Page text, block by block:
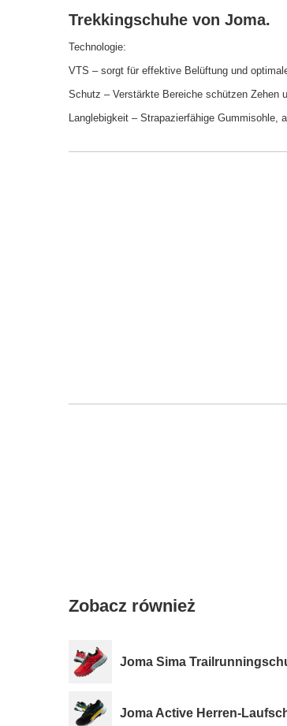
Trekkingschuhe von Joma.
Technologie:
VTS – sorgt für effektive Belüftung und
Schutz – Verstärkte Bereiche schützen Zehen
Langlebigkeit – Strapazierfähige Gummisohle,
Zobacz również
Joma Sima
Joma Active Herren-